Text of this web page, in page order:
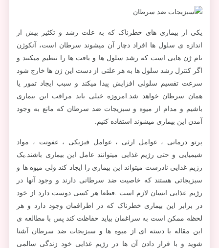
یکی از بیماری های خطرناک که به علت رشد و تکثیر بیش از
اندازه ی سلول ها افراد دچار آن میشوند سرطان است، آنکوژن
نام ژن هایی است که رشد سلول ها و بافت ها را تنظیم میکنند و
اگر کنترل رشد سلول ها به هر علتی از دست این ژن ها خارج شود
سرعت تقسیم سلولی افزایش پیدا میکند و سبب ایجاد تمور یا
همان سرطان خواهد شد.امروزه خیلی باید مراقب این بیماری
باشیم و مدام از میوه و سبزیجات ضد سرطان که مانع به وجود
آمدن این بیماری میشوند استفاده کنیم.
پرتو درمانی ، عوامل ارثی ، عوامل فیزیکی ، عفونت ، مواد
شیمیایی و حتی رژیم غذایی میتوانند عامل این بیماری باشند.یک
رژیم غذایی نادرست میتواند این بیماری را ایجاد کند ولی میوه ها و
سبزیجاتی هستند که خاصیت ضد سرطانی دارند و وجود آنها در
رژیم غذایی انسان لازم است .قطعا هر کسی دوست دارد از خود
در برابر این بیماری خطرناک که در اطرافمان وجود دارد و هر
لحظه ممکن است به سراغمان بیاید حفاظت کند پس با مطالعه ی
این مقاله با دسته ای از میوه ها و سبزیجات ضد سرطان آشنا
شوید و با قرار دادن آن ها در رژیم غذایی خود زندگی سالمی